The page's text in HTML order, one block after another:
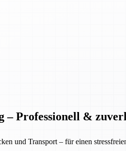
– Professionell &
und Transport – für einen